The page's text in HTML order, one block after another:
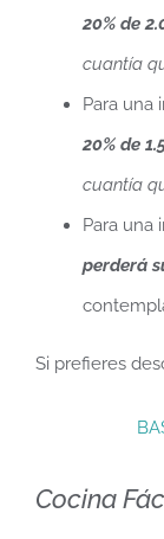
20% de
cuantía
Para una
20% de
cuantía
Para una
perderá
Si prefieres
Cocina